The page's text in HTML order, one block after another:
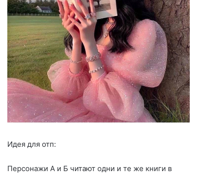
Идея для отп:
Персонажи А и Б читают одни и те же книги в